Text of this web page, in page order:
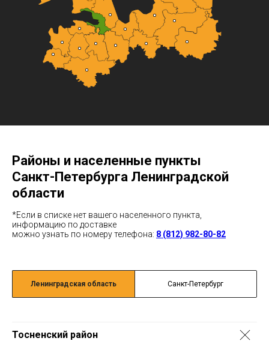
Районы и населенные пункты
Санкт-Петербурга Ленинградской
области
*Если в списке нет вашего населенного пункта,
информацию по доставке
можно узнать по номеру телефона: 8 (812) 982-80-82
Ленинградская область Санкт-Петербург
Тосненский район